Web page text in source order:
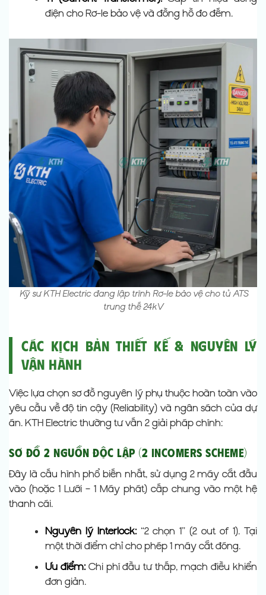
điện cho Rơ-le bảo vệ và đồng hồ đo đếm.
Kỹ sư KTH Electric đang lập trình Rơ-le bảo vệ cho tủ ATS
trung thế 24kV
Các Kịch Bản Thiết Kế & Nguyên Lý
Vận Hành
Việc lựa chọn sơ đồ nguyên lý phụ thuộc hoàn toàn vào
yêu cầu về độ tin cậy (Reliability) và ngân sách của dự
án. KTH Electric thường tư vấn 2 giải pháp chính:
Sơ Đồ 2 Nguồn Độc Lập (2 Incomers Scheme)
Đây là cấu hình phổ biến nhất, sử dụng 2 máy cắt đầu
vào (hoặc 1 Lưới – 1 Máy phát) cấp chung vào một hệ
thanh cái.
Nguyên lý Interlock:“2 chọn 1” (2 out of 1). Tại
một thời điểm chỉ cho phép 1 máy cắt đóng.
Ưu điểm:Chi phí đầu tư thấp, mạch điều khiển
đơn giản.